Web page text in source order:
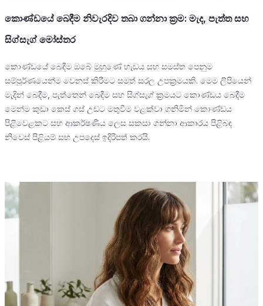
කොණ්ඩයේ බෙදීම නිවැරදිව තබා ගන්නා ක්‍රම: මැද, පැත්ත සහ
සිග්සැග් මෝස්තර
කොණ්ඩයේ බෙදීම ඔබේ මුහුණේ හැඩය සහ සමස්ත පෙනුම
සම්පූර්ණයෙන්ම වෙනස් කිරීමට සමත් සරල උපක්‍රමයකි. මෙම ලිපියෙන්
මැදින් බෙදීම, පැත්තෙන් බෙදීම සහ සිග්සැග් ක්‍රමයට කොණ්ඩය බෙදීම
මෙන්ම කුඩා කෙස් ගස් උඩට මතුවීම වළක්වා ගනිමින් කොණ්ඩය
පිළිවෙළකට සහ ආකර්ෂණීය ලෙස සකසා ගන්නා ආකාරය පිළිබඳ
නිවෙස් පිළියම් සහ උපදෙස් ඉදිරිපත් කරයි.